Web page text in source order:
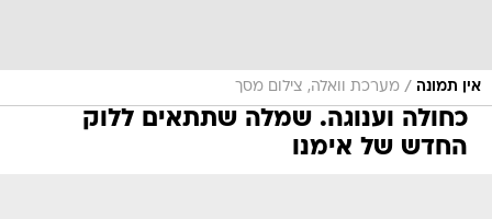
אין תמונה / מערכת וואלה, צילום מסך
כחולה וענוגה. שמלה שתתאים ללוק
החדש של אימנו